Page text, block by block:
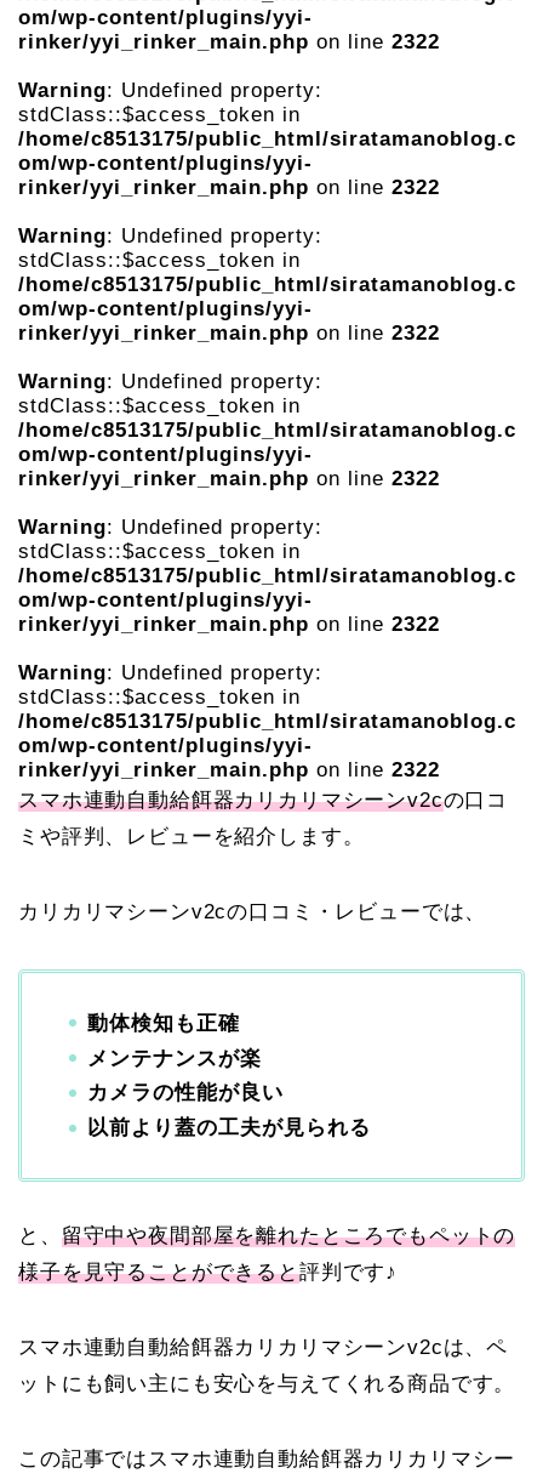
om/wp-content/plugins/yyi-
rinker/yyi_rinker_main.php on line 2322
Warning: Undefined property:
stdClass::$access_token in
/home/c8513175/public_html/siratamanoblog.c
om/wp-content/plugins/yyi-
rinker/yyi_rinker_main.php on line 2322
Warning: Undefined property:
stdClass::$access_token in
/home/c8513175/public_html/siratamanoblog.c
om/wp-content/plugins/yyi-
rinker/yyi_rinker_main.php on line 2322
Warning: Undefined property:
stdClass::$access_token in
/home/c8513175/public_html/siratamanoblog.c
om/wp-content/plugins/yyi-
rinker/yyi_rinker_main.php on line 2322
Warning: Undefined property:
stdClass::$access_token in
/home/c8513175/public_html/siratamanoblog.c
om/wp-content/plugins/yyi-
rinker/yyi_rinker_main.php on line 2322
Warning: Undefined property:
stdClass::$access_token in
/home/c8513175/public_html/siratamanoblog.c
om/wp-content/plugins/yyi-
rinker/yyi_rinker_main.php on line 2322
スマホ連動自動給餌器カリカリマシーンv2cの口コ
ミや評判、レビューを紹介します。
カリカリマシーンv2cの口コミ・レビューでは、
動体検知も正確
メンテナンスが楽
カメラの性能が良い
以前より蓋の工夫が見られる
と、 留守中や夜間部屋を離れたところでもペットの
様子を見守ることができると評判です♪
スマホ連動自動給餌器カリカリマシーンv2cは、ペ
ットにも飼い主にも安心を与えてくれる商品です。
この記事ではスマホ連動自動給餌器カリカリマシー